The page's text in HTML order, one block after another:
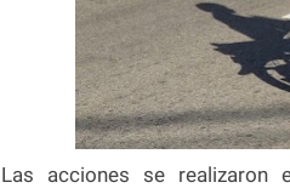
Las acciones se realizaron